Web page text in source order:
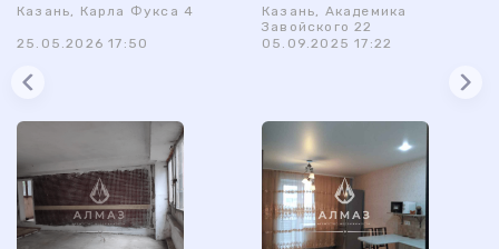
Казань, Карла Фукса 4
25.05.2026 17:50
Казань, Академика
Завойского 22
05.09.2025 17:22